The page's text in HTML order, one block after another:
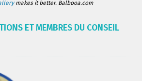
makes it better. Balbooa.com
ET MEMBRES DU CONSEIL